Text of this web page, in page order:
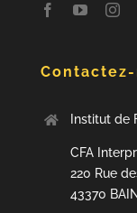
Institut de
CFA
220 Rue
43370